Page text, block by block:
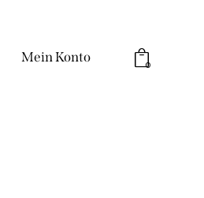
Mein Konto 0